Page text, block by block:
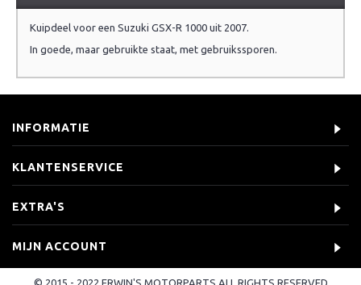
Kuipdeel voor een Suzuki GSX-R 1000 uit 2007.
In goede, maar gebruikte staat, met gebruikssporen.
INFORMATIE
KLANTENSERVICE
EXTRA'S
MIJN ACCOUNT
© 2015 - 2022 ERWIN'S MOTORPARTS ALL RIGHTS RESERVED